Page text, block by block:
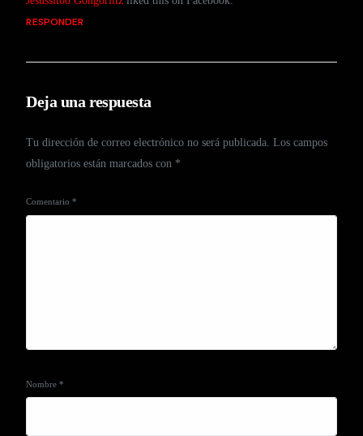
RESPONDER
Deja una respuesta
Tu dirección de correo electrónico no será publicada. Los campos
obligatorios están marcados con *
Comentario*
Nombre*